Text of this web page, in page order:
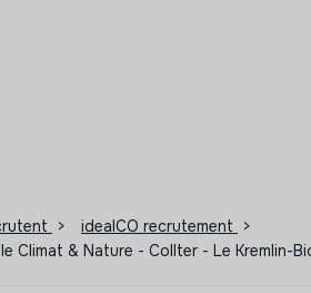
> idealCO recrutement
>
Climat & Nature - Collter - Le